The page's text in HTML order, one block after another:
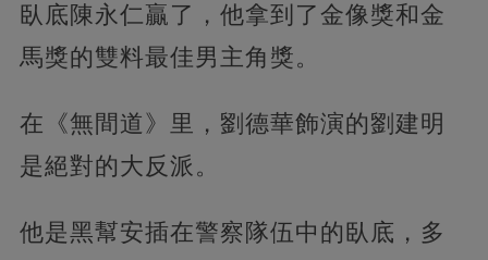
臥底陳永仁贏了，他拿到了金像獎和金
馬獎的雙料最佳男主角獎。
在《無間道》里，劉德華飾演的劉建明
是絕對的大反派。
他是黑幫安插在警察隊伍中的臥底，多